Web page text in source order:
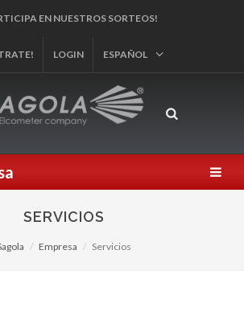
EN NUESTROS SORTEOS!
LOGIN ESPAÑOL
SERVICIOS
Empresa Servicios